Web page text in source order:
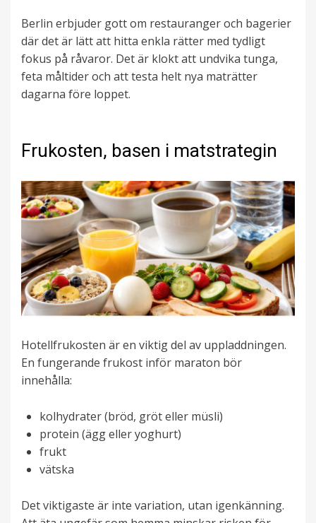
Berlin erbjuder gott om restauranger och bagerier
där det är lätt att hitta enkla rätter med tydligt
fokus på råvaror. Det är klokt att undvika tunga,
feta måltider och att testa helt nya maträtter
dagarna före loppet.
Frukosten, basen i matstrategin
Hotellfrukosten är en viktig del av uppladdningen.
En fungerande frukost inför maraton bör
innehålla:
kolhydrater (bröd, gröt eller müsli)
protein (ägg eller yoghurt)
frukt
vätska
Det viktigaste är inte variation, utan igenkänning.